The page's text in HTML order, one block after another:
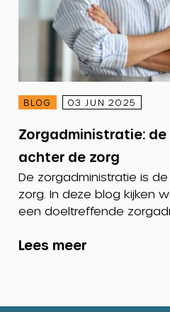
BLOG 03 JUN 2025
Zorgadministratie:
achter de zorg
De zorgadministratie is
zorg. In deze blog kijken
een doeltreffende
Lees meer